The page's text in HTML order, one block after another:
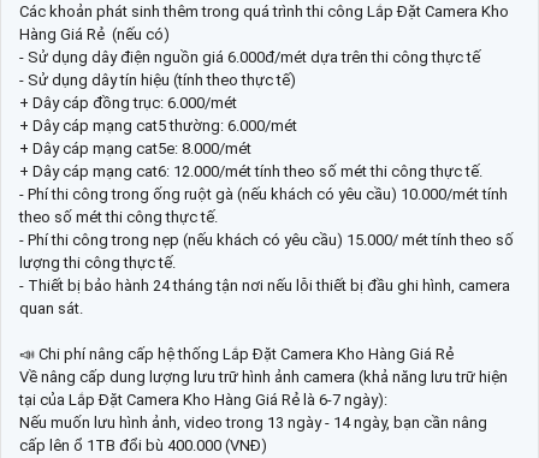
Các khoản phát sinh thêm trong quá trình thi công Lắp Đặt Camera Kho
Hàng Giá Rẻ (nếu có)
- Sử dụng dây điện nguồn giá 6.000đ/mét dựa trên thi công thực tế
- Sử dụng dây tín hiệu (tính theo thực tế)
+ Dây cáp đồng trục: 6.000/mét
+ Dây cáp mạng cat5 thường: 6.000/mét
+ Dây cáp mạng cat5e: 8.000/mét
+ Dây cáp mạng cat6: 12.000/mét tính theo số mét thi công thực tế.
- Phí thi công trong ống ruột gà (nếu khách có yêu cầu) 10.000/mét tính
theo số mét thi công thực tế.
- Phí thi công trong nẹp (nếu khách có yêu cầu) 15.000/ mét tính theo số
lượng thi công thực tế.
- Thiết bị bảo hành 24 tháng tận nơi nếu lỗi thiết bị đầu ghi hình, camera
quan sát.
📣 Chi phí nâng cấp hệ thống Lắp Đặt Camera Kho Hàng Giá Rẻ
Về nâng cấp dung lượng lưu trữ hình ảnh camera (khả năng lưu trữ hiện
tại của Lắp Đặt Camera Kho Hàng Giá Rẻ là 6-7 ngày):
Nếu muốn lưu hình ảnh, video trong 13 ngày - 14 ngày, bạn cần nâng
cấp lên ổ 1TB đổi bù 400.000 (VNĐ)